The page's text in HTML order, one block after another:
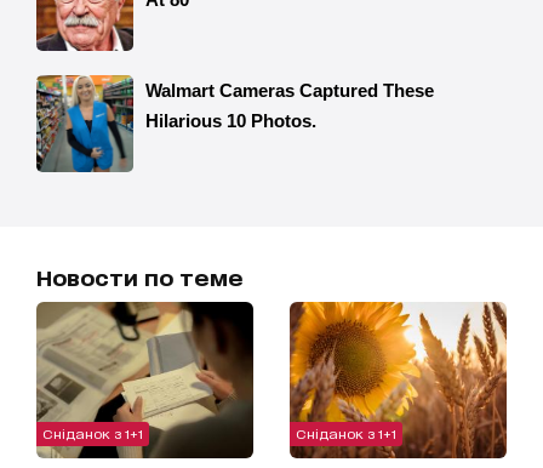
Новости по теме
Сніданок з 1+1 Сніданок з 1+1